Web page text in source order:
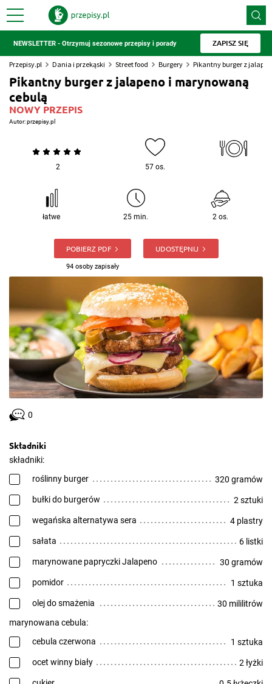
NEWSLETTER - Otrzymuj sezonowe przepisy i porady ZAPISZ SIĘ
Przepisy.pl Dania i przekąski Street food Burgery Pikantny burger z
Pikantny burger z jalapeno i marynowaną
cebulą
NOWY PRZEPIS
Autor:przepisy.pl
2 57 os.
łatwe 25 min. 2 os.
POBIERZ PDF
94 osoby zapisały
UDOSTĘPNIJ
0
Składniki
składniki:
roślinny burger
320 gramów
bułki do burgerów 2 sztuki
wegańska alternatywa sera 4 plastry
sałata 6 listki
marynowane papryczki Jalapeno 30 gramów
pomidor 1 sztuka
olej do smażenia
30 mililitrów
marynowana cebula:
cebula czerwona
1 sztuka
ocet winny biały 2 łyżki